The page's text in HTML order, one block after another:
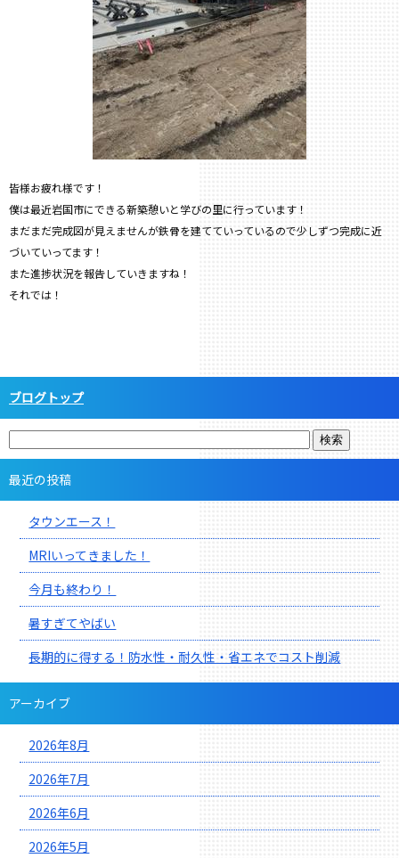
皆様お疲れ様です！
僕は最近岩国市にできる新築憩いと学びの里に行っています！
まだまだ完成図が見えませんが鉄骨を建てていっているので少しずつ完成に近
づいていってます！
また進捗状況を報告していきますね！
それでは！
ブログトップ
最近の投稿
タウンエース！
MRIいってきました！
今月も終わり！
暑すぎてやばい
長期的に得する！防水性・耐久性・省エネでコスト削減
アーカイブ
2026年8月
2026年7月
2026年6月
2026年5月